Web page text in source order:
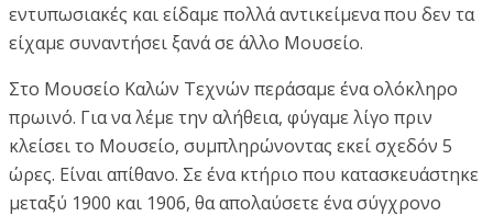
εντυπωσιακές και είδαμε πολλά αντικείμενα που δεν τα
είχαμε συναντήσει ξανά σε άλλο Μουσείο.
Στο Μουσείο Καλών Τεχνών περάσαμε ένα ολόκληρο
πρωινό. Για να λέμε την αλήθεια, φύγαμε λίγο πριν
κλείσει το Μουσείο, συμπληρώνοντας εκεί σχεδόν 5
ώρες. Είναι απίθανο. Σε ένα κτήριο που κατασκευάστηκε
μεταξύ 1900 και 1906, θα απολαύσετε ένα σύγχρονο